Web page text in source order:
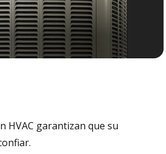
HVAC garantizan que su